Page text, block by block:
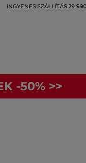
INGYENES SZÁLLÍTÁS 29
-50% >>